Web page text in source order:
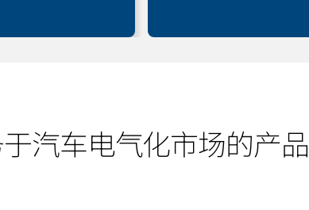
汽车电气化市场的产品